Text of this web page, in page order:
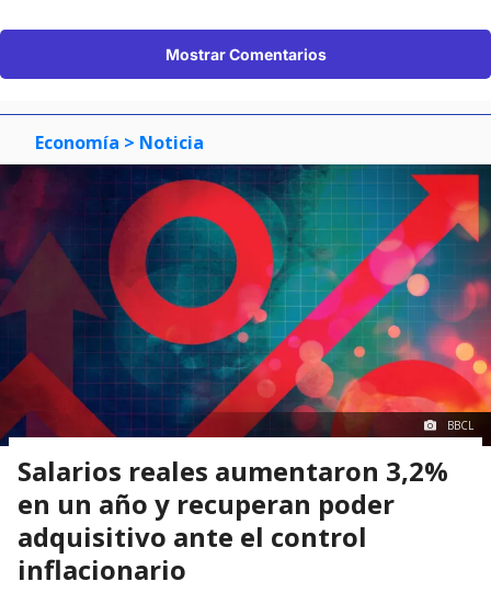
Mostrar Comentarios
Economía > Noticia
BBCL
Salarios reales aumentaron 3,2%
en un año y recuperan poder
adquisitivo ante el control
inflacionario